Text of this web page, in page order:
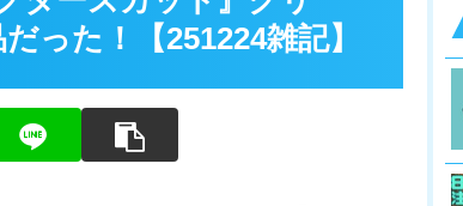
った！【251224雑記】